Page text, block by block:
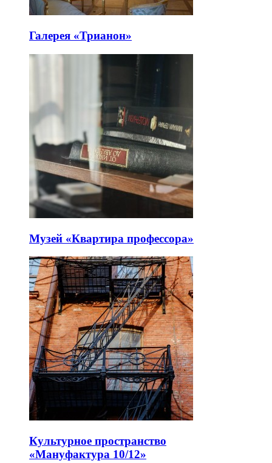
Галерея «Трианон»
Музей «Квартира профессора»
Культурное пространство
«Мануфактура 10/12»